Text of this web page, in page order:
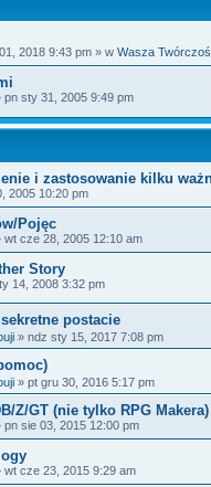
2018 9:43 pm » w Wasza
pn sty 31, 2005 9:49 pm
i zastosowanie kilku
2005 10:20 pm
Pojęc
wt cze 28, 2005 12:10 am
Story
14, 2008 3:32 pm
postacie
» ndz sty 15, 2017 7:08 pm
» pt gru 30, 2016 5:17 pm
Z/GT (nie tylko RPG Makera)
pn sie 03, 2015 12:00 pm
wt cze 23, 2015 9:29 am